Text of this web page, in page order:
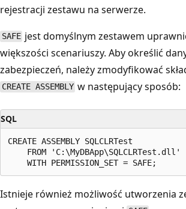
rejestracji zestawu na serwerze.
SAFE jest domyślnym zestawem
większości scenariuszy. Aby określić
zabezpieczeń, należy zmodyfikować
CREATE ASSEMBLY w następujący sposób:
SQL
CREATE ASSEMBLY SQLCLRTest
    FROM 'C:\MyDBApp\SQLCLRTest.dll'
Istnieje również możliwość utworzenia